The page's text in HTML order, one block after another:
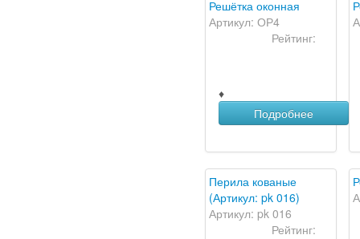
Решётка оконная
Артикул: ОР4
Рейтинг:
♦
Подробнее
Перила кованые
(Артикул: pk 016)
Артикул: pk 016
Рейтинг: